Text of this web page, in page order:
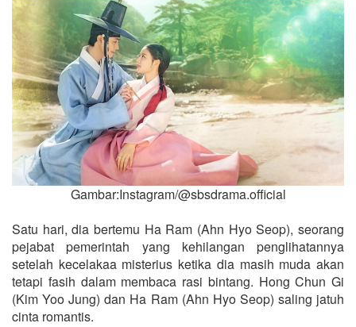
Gambar:Instagram/@sbsdrama.official
Satu hari, dia bertemu Ha Ram (Ahn Hyo Seop), seorang
pejabat pemerintah yang kehilangan penglihatannya
setelah kecelakaa misterius ketika dia masih muda akan
tetapi fasih dalam membaca rasi bintang. Hong Chun Gi
(Kim Yoo Jung) dan Ha Ram (Ahn Hyo Seop) saling jatuh
cinta romantis.